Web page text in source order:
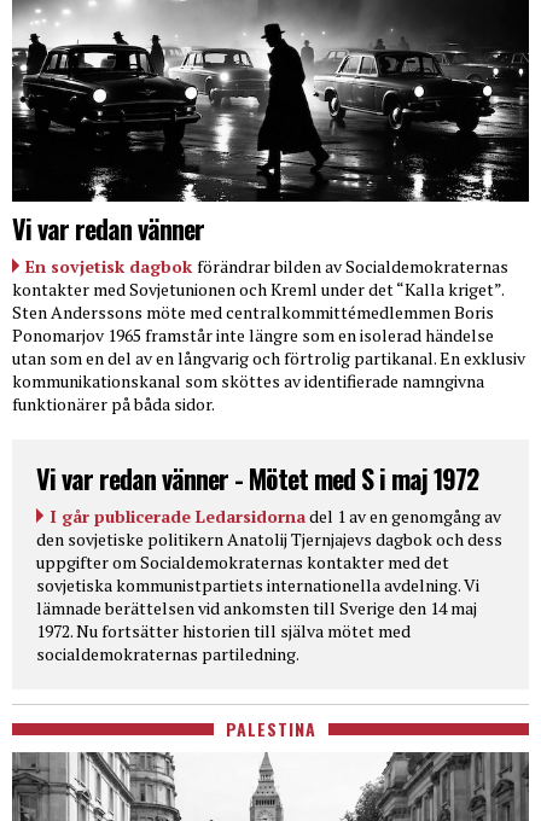
Vi var redan vänner
En sovjetisk dagbok förändrar bilden av Socialdemokraternas
kontakter med Sovjetunionen och Kreml under det “Kalla kriget”.
Sten Anderssons möte med centralkommittémedlemmen Boris
Ponomarjov 1965 framstår inte längre som en isolerad händelse
utan som en del av en långvarig och förtrolig partikanal. En exklusiv
kommunikationskanal som sköttes av identifierade namngivna
funktionärer på båda sidor.
Vi var redan vänner - Mötet med S i maj 1972
I går publicerade Ledarsidornadel 1 av en genomgång av
den sovjetiske politikern Anatolij Tjernjajevs dagbok och dess
uppgifter om Socialdemokraternas kontakter med det
sovjetiska kommunistpartiets internationella avdelning. Vi
lämnade berättelsen vid ankomsten till Sverige den 14 maj
1972. Nu fortsätter historien till själva mötet med
socialdemokraternas partiledning.
PALESTINA